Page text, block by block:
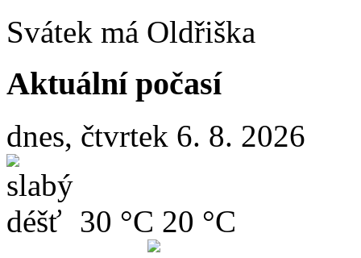
Svátek má Oldřiška
Aktuální počasí
dnes, čtvrtek 6. 8. 2026
30 °C 20 °C